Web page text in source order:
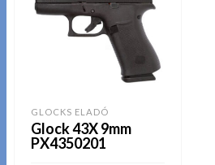
GLOCKS ELADÓ
Glock 43X 9mm
PX4350201